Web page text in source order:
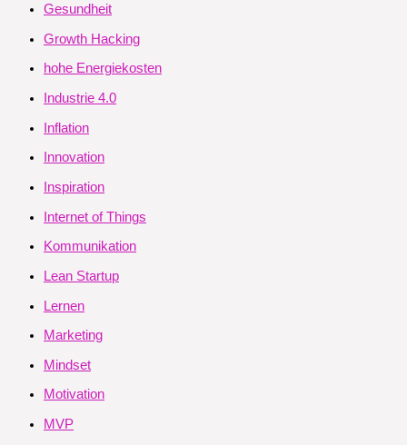
Gesundheit
Growth Hacking
hohe Energiekosten
Industrie 4.0
Inflation
Innovation
Inspiration
Internet of Things
Kommunikation
Lean Startup
Lernen
Marketing
Mindset
Motivation
MVP